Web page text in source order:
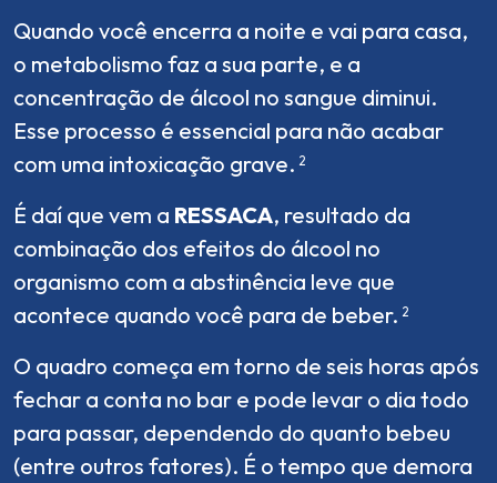
Quando você encerra a noite e vai para casa,
o metabolismo faz a sua parte, e a
concentração de álcool no sangue diminui.
Esse processo é essencial para não acabar
com uma intoxicação grave. 2
É daí que vem a RESSACA, resultado da
combinação dos efeitos do álcool no
organismo com a abstinência leve que
acontece quando você para de beber. 2
O quadro começa em torno de seis horas após
fechar a conta no bar e pode levar o dia todo
para passar, dependendo do quanto bebeu
(entre outros fatores). É o tempo que demora